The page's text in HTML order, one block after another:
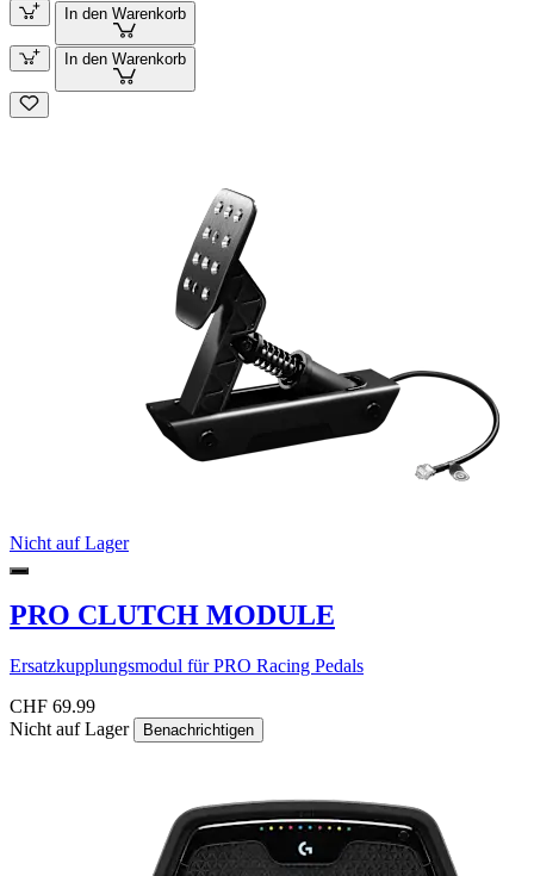
In den Warenkorb
In den Warenkorb
Nicht auf Lager
PRO CLUTCH MODULE
Ersatzkupplungsmodul für PRO Racing Pedals
CHF 69.99
Nicht auf Lager
Benachrichtigen